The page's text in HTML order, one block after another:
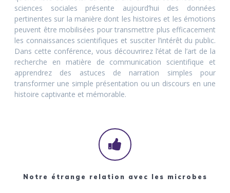
sciences sociales présente aujourd’hui des données
pertinentes sur la manière dont les histoires et les émotions
peuvent être mobilisées pour transmettre plus efficacement
les connaissances scientifiques et susciter l’intérêt du public.
Dans cette conférence, vous découvrirez l’état de l’art de la
recherche en matière de communication scientifique et
apprendrez des astuces de narration simples pour
transformer une simple présentation ou un discours en une
histoire captivante et mémorable.
Notre étrange relation avec les microbes